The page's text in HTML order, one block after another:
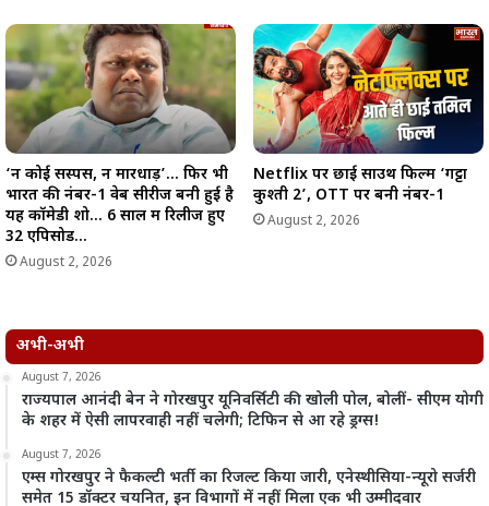
‘न कोई सस्पेंस, न मारधाड़’… फिर भी
भारत की नंबर-1 वेब सीरीज बनी हुई है
यह कॉमेडी शो… 6 साल में रिलीज हुए
32 एपिसोड…
August 2, 2026
Netflix पर छाई साउथ फिल्म ‘गट्टा
कुश्ती 2’, OTT पर बनी नंबर-1
August 2, 2026
अभी-अभी
August 7, 2026
राज्यपाल आनंदी बेन ने गोरखपुर यूनिवर्सिटी की खोली पोल, बोलीं- सीएम योगी
के शहर में ऐसी लापरवाही नहीं चलेगी; टिफिन से आ रहे ड्रग्स!
August 7, 2026
एम्स गोरखपुर ने फैकल्टी भर्ती का रिजल्ट किया जारी, एनेस्थीसिया-न्यूरो सर्जरी
समेत 15 डॉक्टर चयनित, इन विभागों में नहीं मिला एक भी उम्मीदवार